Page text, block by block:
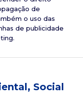
de
o uso das
de publicidade
Social